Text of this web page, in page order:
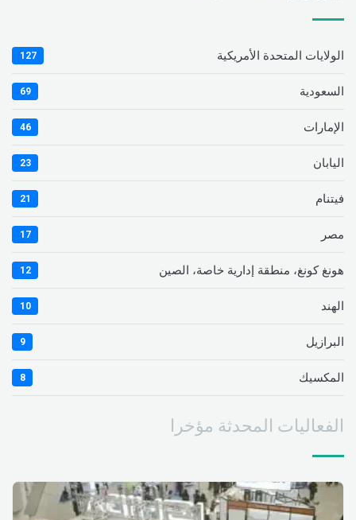
الولايات المتحدة الأمريكية 127
السعودية 69
الإمارات 46
اليابان 23
فيتنام 21
مصر 17
هونغ كونغ، منطقة إدارية خاصة، الصين 12
الهند 10
البرازيل 9
المكسيك 8
الفعاليات المحدثة مؤخرا